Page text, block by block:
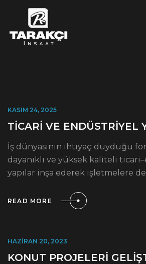
KASIM 24, 2025
TİCARİ VE ENDÜSTRİYEL
İş dünyasının ihtiyaç duyduğu
dayanıklı ve yüksek kaliteli
yapılar inşa ederek işletmelere
READ MORE
HAZIRAN 20, 2023
KONUT PROJELERİ